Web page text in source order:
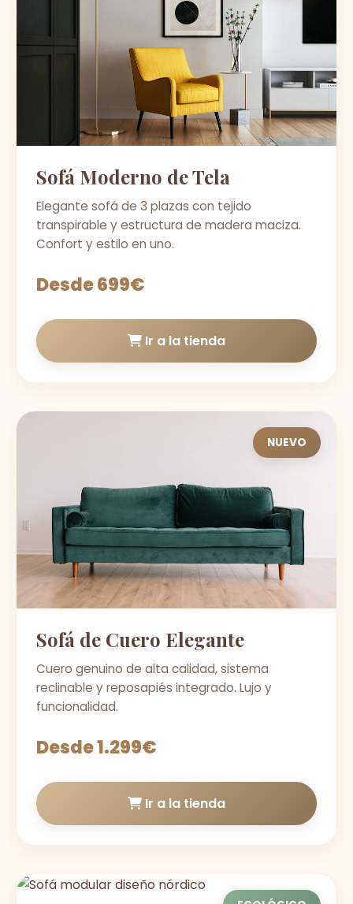
Sofá Moderno de Tela
Elegante sofá de 3 plazas con tejido
transpirable y estructura de madera maciza.
Confort y estilo en uno.
Desde 699€
Ir a la tienda
NUEVO
Sofá de Cuero Elegante
Cuero genuino de alta calidad, sistema
reclinable y reposapiés integrado. Lujo y
funcionalidad.
Desde 1.299€
Ir a la tienda